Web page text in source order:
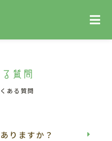
質問
ある質問
りますか？